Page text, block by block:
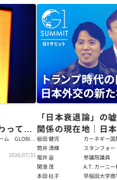
ても
理論
ム GLOBIS
2026/07/31
「日本衰退論」の
関係の現在地｜日
戦略【櫛田健児×
輝】
櫛田 健児
カーネギー
ラムディレ
筒井 清輝
スタンフォ
大学アジア
フェロー
堀井 巌
参議院議員
関灘 茂
A.T. カーニ
本法人会長
本田 桂子 早稲田大学